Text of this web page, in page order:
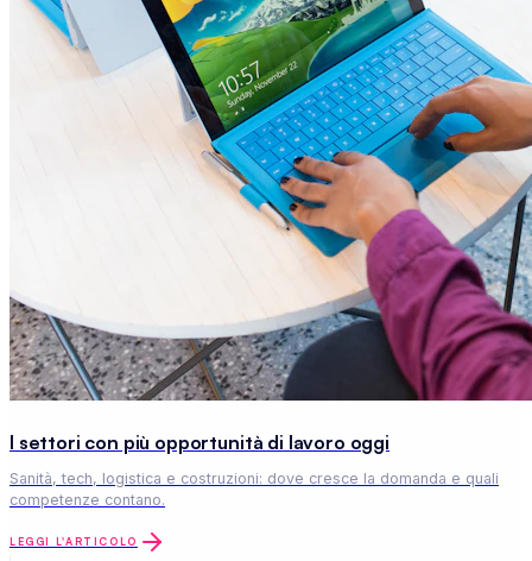
I settori con più opportunità di lavoro oggi
Sanità, tech, logistica e costruzioni: dove cresce la domanda e quali
competenze contano.
LEGGI L'ARTICOLO